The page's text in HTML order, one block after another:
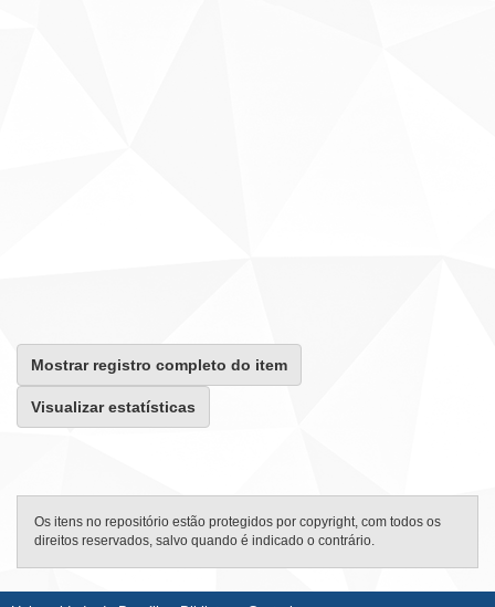
Mostrar registro completo do item
Visualizar estatísticas
Os itens no repositório estão protegidos por copyright, com todos os
direitos reservados, salvo quando é indicado o contrário.